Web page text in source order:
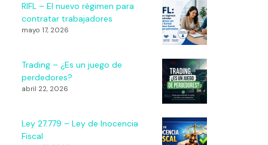
RIFL – El nuevo régimen para
contratar trabajadores
mayo 17, 2026
Trading – ¿Es un juego de
perdedores?
abril 22, 2026
Ley 27.779 – Ley de Inocencia
Fiscal